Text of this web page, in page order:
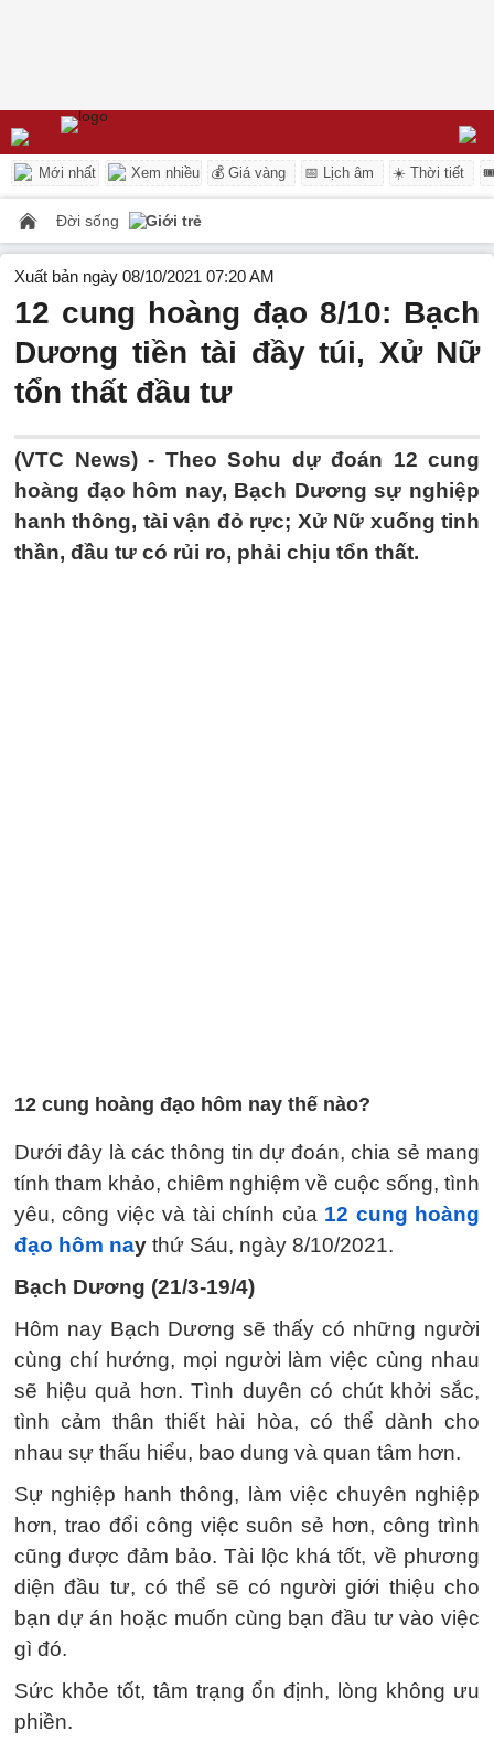
Mới nhất Xem nhiều 💰 Giá vàng 📅 Lịch âm ☀️ Thời tiết
Đời sống Giới trẻ
Xuất bản ngày 08/10/2021 07:20 AM
12 cung hoàng đạo 8/10: Bạch
Dương tiền tài đầy túi, Xử Nữ
tổn thất đầu tư
(VTC News) - Theo Sohu dự đoán 12 cung
hoàng đạo hôm nay, Bạch Dương sự nghiệp
hanh thông, tài vận đỏ rực; Xử Nữ xuống tinh
thần, đầu tư có rủi ro, phải chịu tổn thất.
12 cung hoàng đạo hôm nay thế nào?
Dưới đây là các thông tin dự đoán, chia sẻ mang
tính tham khảo, chiêm nghiệm về cuộc sống, tình
yêu, công việc và tài chính của 12 cung hoàng
đạo hôm nay thứ Sáu, ngày 8/10/2021.
Bạch Dương (21/3-19/4)
Hôm nay Bạch Dương sẽ thấy có những người
cùng chí hướng, mọi người làm việc cùng nhau
sẽ hiệu quả hơn. Tình duyên có chút khởi sắc,
tình cảm thân thiết hài hòa, có thể dành cho
nhau sự thấu hiểu, bao dung và quan tâm hơn.
Sự nghiệp hanh thông, làm việc chuyên nghiệp
hơn, trao đổi công việc suôn sẻ hơn, công trình
cũng được đảm bảo. Tài lộc khá tốt, về phương
diện đầu tư, có thể sẽ có người giới thiệu cho
bạn dự án hoặc muốn cùng bạn đầu tư vào việc
gì đó.
Sức khỏe tốt, tâm trạng ổn định, lòng không ưu
phiền.